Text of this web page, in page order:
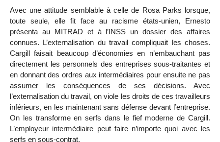
Avec une attitude semblable à celle de Rosa Parks lorsque,
toute seule, elle fit face au racisme états-unien, Ernesto
présenta au MITRAD et à l’INSS un dossier des affaires
connues. L’externalisation du travail compliquait les choses.
Cargill faisait beaucoup d’économies en n’embauchant pas
directement les personnels des entreprises sous-traitantes et
en donnant des ordres aux intermédiaires pour ensuite ne pas
assumer les conséquences de ses décisions. Avec
l’externalisation du travail, on viole les droits de ces travailleurs
inférieurs, en les maintenant sans défense devant l’entreprise.
On les transforme en serfs dans le fief moderne de Cargill.
L’employeur intermédiaire peut faire n’importe quoi avec les
serfs en sous-contrat.